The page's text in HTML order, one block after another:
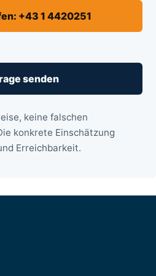
+43 1 4420251
senden
keine falschen
konkrete Einschätzung
Erreichbarkeit.